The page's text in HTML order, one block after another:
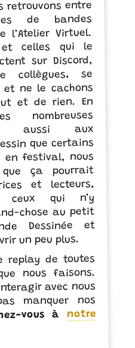
retrouvons entre
de bandes
l’Atelier Virtuel.
et celles qui le
sur Discord,
collègues, se
ne le cachons
et de rien. En
nombreuses
aussi aux
que certains
en festival, nous
ça pourrait
et lecteurs,
ceux qui n’y
chose au petit
Dessinée et
un peu plus.
replay de toutes
nous faisons.
avec nous
manquer nos
vous ànotre